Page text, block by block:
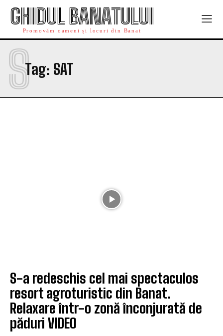
GHIDUL BANATULUI
Promovăm oameni și locuri din Banat
Tag: SAT
S
S-a redeschis cel mai spectaculos
resort agroturistic din Banat.
Relaxare într-o zonă înconjurată de
păduri VIDEO